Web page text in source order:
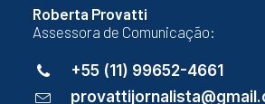
Roberta Provatti
Assessora de Comunicação:
+55 (11) 99652-4661